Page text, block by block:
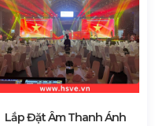
Lắp Đặt Âm Thanh Ánh